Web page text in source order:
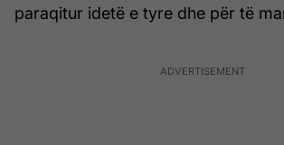
paraqitur idetë e tyre dhe për të